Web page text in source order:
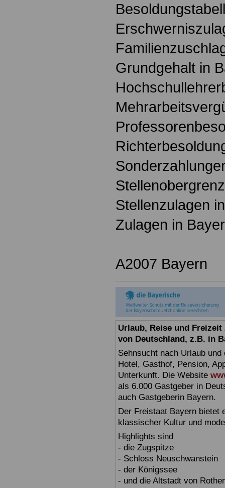
Grundgehalt in
Stellenzulagen
Zulagen in
A2007 Bayern
Urlaub, Reise und
von Deutschland, z.B. in
Sehnsucht nach Urlaub
Hotel, Gasthof, Pension,
Unterkunft. Die Website
als 6.000 Gastgeber in
auch Gastgeberin Bayern.
Der Freistaat Bayern bietet
klassischer Kultur und
Highlights sind
- die Zugspitze
- Schloss Neuschwanstein
- der Königssee
- und die Altstadt von